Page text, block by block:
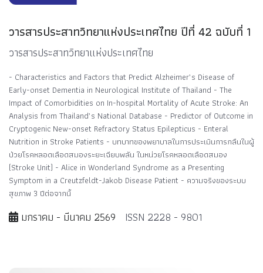
วารสารประสาทวิทยาแห่งประเทศไทย ปีที่ 42 ฉบับที่ 1
วารสารประสาทวิทยาแห่งประเทศไทย
- Characteristics and Factors that Predict Alzheimer’s Disease of
Early-onset Dementia in Neurological Institute of Thailand - The
Impact of Comorbidities on In-hospital Mortality of Acute Stroke: An
Analysis from Thailand’s National Database - Predictor of Outcome in
Cryptogenic New-onset Refractory Status Epilepticus - Enteral
Nutrition in Stroke Patients - บทบาทของพยาบาลในการประเมินการกลืนในผู้
ป่วยโรคหลอดเลือดสมองระยะเฉียบพลัน ในหน่วยโรคหลอดเลือดสมอง
(Stroke Unit) - Alice in Wonderland Syndrome as a Presenting
Symptom in a Creutzfeldt-Jakob Disease Patient - ความจริงของระบบ
สุขภาพ 3 ปีต่อจากนี้
มกราคม - มีนาคม 2569 ISSN 2228 - 9801